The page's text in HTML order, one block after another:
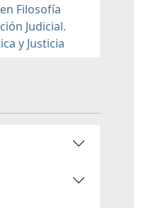
Filosofía
Judicial.
y Justicia